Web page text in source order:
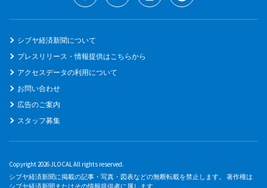
シブヤ経済新聞について
プレスリリース・情報提供はこちらから
アクセスデータの利用について
お問い合わせ
広告のご案内
スタッフ募集
Copyright 2026 JLOCAL All rights reserved.
シブヤ経済新聞に掲載の記事・写真・図表などの無断転載を禁止します。 著作権は
シブヤ経済新聞またはその情報提供者に属します。